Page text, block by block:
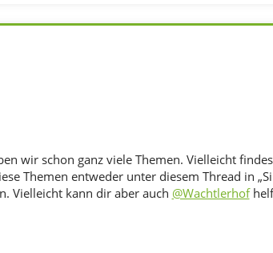
wir schon ganz viele Themen. Vielleicht
Themen entweder unter diesem Thread in
Vielleicht kann dir aber auch @Wachtlerhof